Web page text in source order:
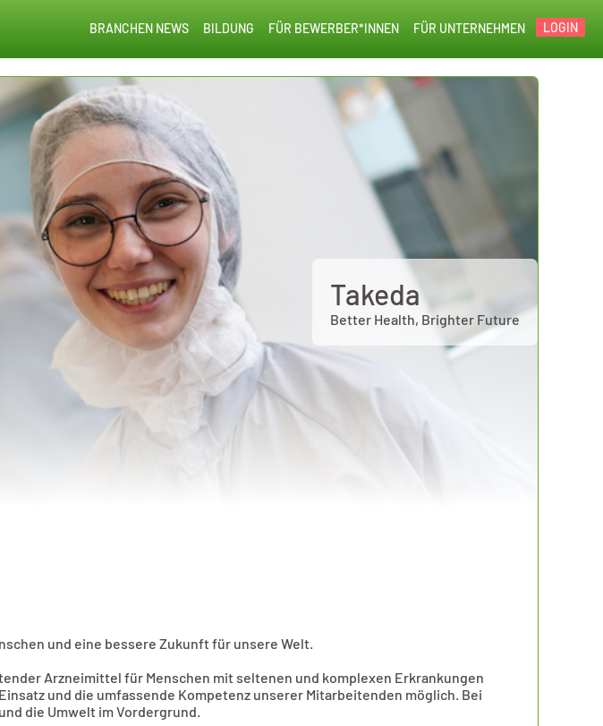
LOGIN
FÜR UNTERNEHMEN
FÜR BEWERBER*INNEN
BILDUNG
BRANCHEN NEWS
Takeda
Better Health, Brighter Future
und eine bessere Zukunft für unsere Welt.
Arzneimittel für Menschen mit seltenen und komplexen Erkrankungen
und die umfassende Kompetenz unserer Mitarbeitenden möglich. Bei
die Umwelt im Vordergrund.